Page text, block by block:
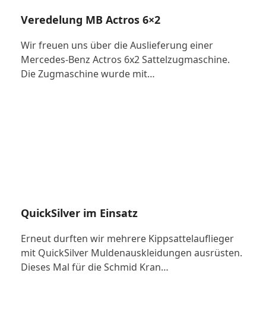
Veredelung MB Actros 6×2
Wir freuen uns über die Auslieferung einer
Mercedes-Benz Actros 6x2 Sattelzugmaschine.
Die Zugmaschine wurde mit…
QuickSilver im Einsatz
Erneut durften wir mehrere Kippsattelauflieger
mit QuickSilver Muldenauskleidungen ausrüsten.
Dieses Mal für die Schmid Kran…